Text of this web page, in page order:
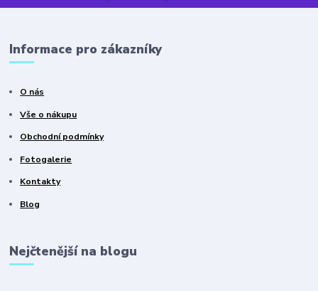
Informace pro zákazníky
O nás
Vše o nákupu
Obchodní podmínky
Fotogalerie
Kontakty
Blog
Nejčtenější na blogu